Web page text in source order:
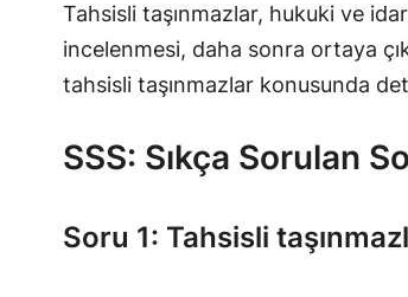
Tahsisli taşınmazlar, hukuki ve
incelenmesi, daha sonra ortaya
tahsisli taşınmazlar konusunda
SSS: Sıkça Sorulan
Soru 1: Tahsisli